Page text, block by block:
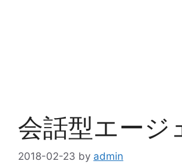
会話型エージ
2018-02-23 by admin